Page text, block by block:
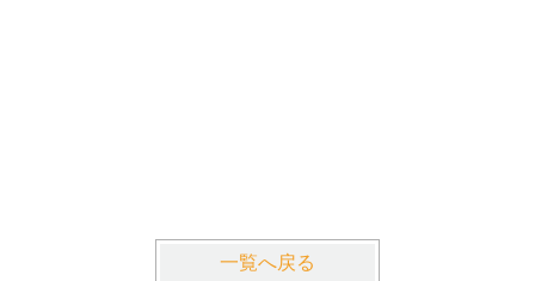
一覧へ戻る